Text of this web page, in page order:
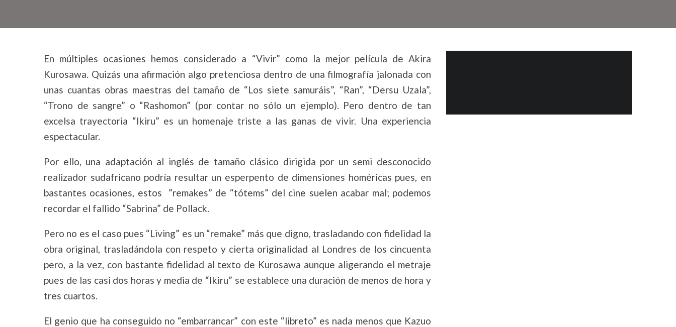
En múltiples ocasiones hemos considerado a “Vivir” como la mejor película de Akira
Kurosawa. Quizás una afirmación algo pretenciosa dentro de una filmografía jalonada con
unas cuantas obras maestras del tamaño de “Los siete samuráis”, “Ran”, “Dersu Uzala”,
“Trono de sangre” o “Rashomon” (por contar no sólo un ejemplo). Pero dentro de tan
excelsa trayectoria “Ikiru” es un homenaje triste a las ganas de vivir. Una experiencia
espectacular.
Por ello, una adaptación al inglés de tamaño clásico dirigida por un semi desconocido
realizador sudafricano podría resultar un esperpento de dimensiones homéricas pues, en
bastantes ocasiones, estos ”remakes” de “tótems” del cine suelen acabar mal; podemos
recordar el fallido “Sabrina” de Pollack.
Pero no es el caso pues “Living” es un “remake” más que digno, trasladando con fidelidad la
obra original, trasladándola con respeto y cierta originalidad al Londres de los cincuenta
pero, a la vez, con bastante fidelidad al texto de Kurosawa aunque aligerando el metraje
pues de las casi dos horas y media de “Ikiru” se establece una duración de menos de hora y
tres cuartos.
El genio que ha conseguido no “embarrancar” con este “libreto” es nada menos que Kazuo